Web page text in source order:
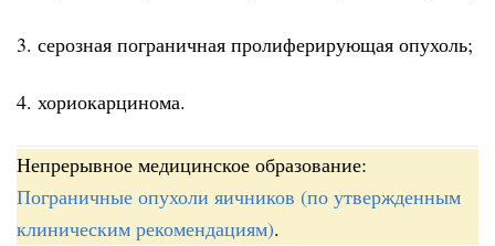
3. серозная пограничная пролиферирующая опухоль;
4. хориокарцинома.
Непрерывное медицинское образование:
Пограничные опухоли яичников (по утвержденным
клиническим рекомендациям).